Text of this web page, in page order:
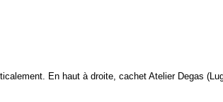
En haut à droite, cachet Atelier Degas